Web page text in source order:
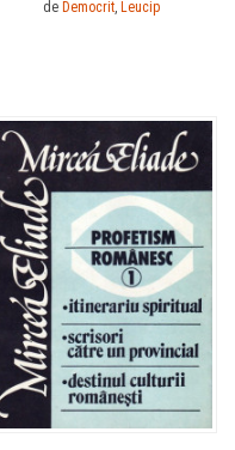
de Democrit, Leucip